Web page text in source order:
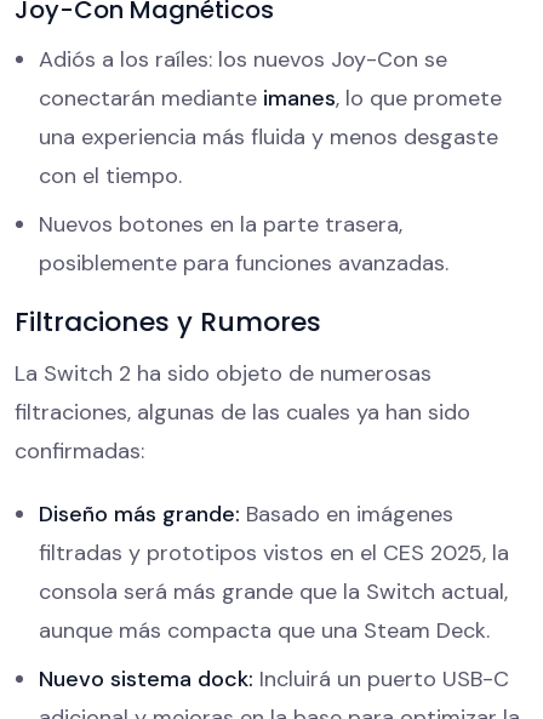
Joy-Con Magnéticos
Adiós a los raíles: los nuevos Joy-Con se
conectarán mediante imanes, lo que promete
una experiencia más fluida y menos desgaste
con el tiempo.
Nuevos botones en la parte trasera,
posiblemente para funciones avanzadas.
Filtraciones y Rumores
La Switch 2 ha sido objeto de numerosas
filtraciones, algunas de las cuales ya han sido
confirmadas:
Diseño más grande: Basado en imágenes
filtradas y prototipos vistos en el CES 2025, la
consola será más grande que la Switch actual,
aunque más compacta que una Steam Deck.
Nuevo sistema dock: Incluirá un puerto USB-C